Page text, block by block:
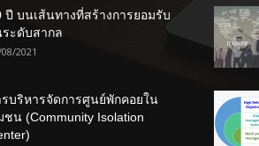
ปี บนเส้นทางที่สร้างการยอมรับ
ระดับสากล
2021
รบริหารจัดการศูนย์พักคอยใน
ชน (Community Isolation